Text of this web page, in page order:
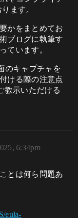
ます。
かをまとめてお
ブログに執筆す
ています。
のキャプチャを
ける際の注意点
教示いただける
6:34pm
とは何ら問題あ
eula-